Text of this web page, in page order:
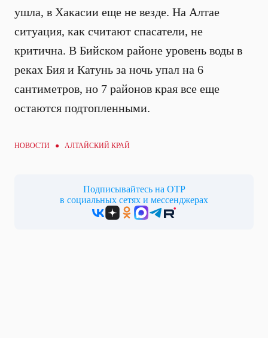
ушла, в Хакасии еще не везде. На Алтае
ситуация, как считают спасатели, не
критична. В Бийском районе уровень воды в
реках Бия и Катунь за ночь упал на 6
сантиметров, но 7 районов края все еще
остаются подтопленными.
НОВОСТИ ● АЛТАЙСКИЙ КРАЙ
Подписывайтесь на ОТР
в социальных сетях и мессенджерах